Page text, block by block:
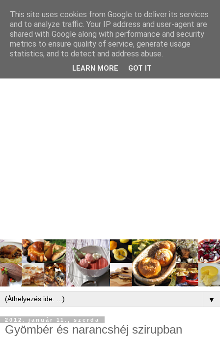
▼
2012. január 11., szerda
Gyömbér és narancshéj szirupban
This site uses cookies from Google to deliver its services
and to analyze traffic. Your IP address and user-agent are
shared with Google along with performance and security
metrics to ensure quality of service, generate usage
statistics, and to detect and address abuse.
LEARN MORE GOT IT